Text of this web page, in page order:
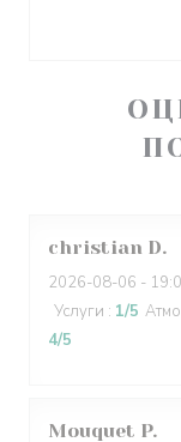
christian D
2026-08-06 -
Услуги : 1/5
4/5
Mouquet P